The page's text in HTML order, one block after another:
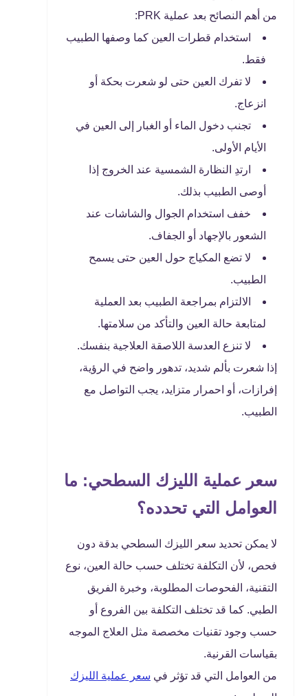
من أهم النصائح بعد عملية PRK:
استخدام قطرات العين كما وصفها الطبيب
فقط.
لا تفرك العين حتى لو شعرت بحكة أو
انزعاج.
تجنب دخول الماء أو الغبار إلى العين في
الأيام الأولى.
ارتدِ النظارة الشمسية عند الخروج إذا
أوصى الطبيب بذلك.
خفف استخدام الجوال والشاشات عند
الشعور بالإجهاد أو الجفاف.
لا تضع المكياج حول العين حتى يسمح
الطبيب.
الالتزام بمراجعة الطبيب بعد العملية
لمتابعة حالة العين والتأكد من سلامتها.
لا تنزع العدسة اللاصقة العلاجية بنفسك.
إذا شعرت بألم شديد، تدهور واضح في الرؤية،
إفرازات، أو احمرار متزايد، يجب التواصل مع
الطبيب.
سعر عملية الليزك السطحي: ما
العوامل التي تحدده؟
لا يمكن تحديد سعر الليزك السطحي بدقة دون
فحص، لأن التكلفة تختلف حسب حالة العين، نوع
التقنية، الفحوصات المطلوبة، وخبرة الفريق
الطبي. كما قد تختلف التكلفة بين الفروع أو
حسب وجود تقنيات مخصصة مثل العلاج الموجه
بقياسات القرنية.
من العوامل التي قد تؤثر في سعر عملية الليزك